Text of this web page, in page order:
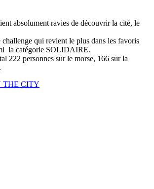
absolument ravies de découvrir la cité, le
challenge qui revient le plus dans les favoris
la catégorie SOLIDAIRE.
222 personnes sur le morse, 166 sur la
THE CITY